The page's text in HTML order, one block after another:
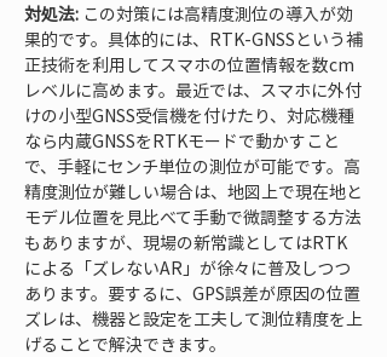
対処法: この対策には高精度測位の導入が効
果的です。具体的には、RTK-GNSSという補
正技術を利用してスマホの位置情報を数cm
レベルに高めます。最近では、スマホに外付
けの小型GNSS受信機を付けたり、対応機種
なら内蔵GNSSをRTKモードで動かすこと
で、手軽にセンチ単位の測位が可能です。高
精度測位が難しい場合は、地図上で現在地と
モデル位置を見比べて手動で微調整する方法
もありますが、現場の新常識としてはRTK
による「ズレないAR」が徐々に普及しつつ
あります。要するに、GPS誤差が原因の位置
ズレは、機器と設定を工夫して測位精度を上
げることで解決できます。